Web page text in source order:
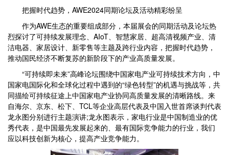
把握时代趋势，AWE2024同期论坛及活动精彩纷呈
作为AWE生态的重要组成部分，本届展会的同期活动及论坛热
烈探讨了可持续发展理念、AIoT、智慧家居、超高清视频产业、清
洁电器、家居设计、新零售等主题及跨行业内容，把握时代趋势，
推动国民经济不断复苏的新阶段下的产业高质量发展。
“可持续即未来”高峰论坛围绕中国家电产业可持续技术方向，中
国家电国际化和全球化过程中遇到的“绿色转型”的机遇与挑战等，共
同描绘可持续征途上中国家电产业协同高质量发展的清晰路线。来
自海尔、京东、松下、TCL等企业高层代表及中国入世首席谈判代表
龙永图分别进行主题演讲;龙永图表示，家电行业是中国制造业的优
秀代表，是中国最先发展起来的、最有国际竞争能力的行业，我们
应以科技创新为核心，提高产业竞争能力。